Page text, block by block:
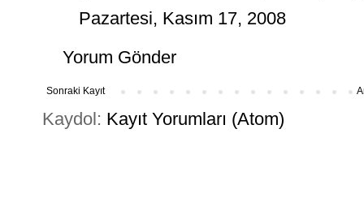
Pazartesi, Kasım 17, 2008
Yorum Gönder
Sonraki Kayıt
Kaydol: Kayıt Yorumları (Atom)